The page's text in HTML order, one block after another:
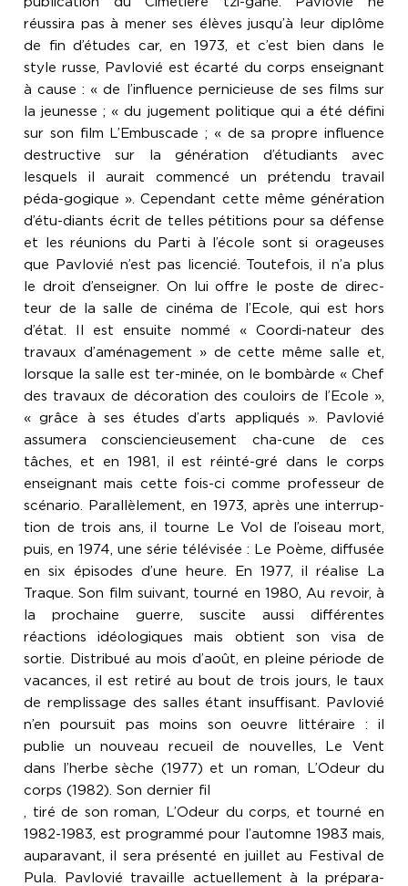
, tiré de son roman, L’Odeur du corps, et tourné en
1982-1983, est programmé pour l’automne 1983 mais,
auparavant, il sera présenté en juillet au Festival de
Pula. Pavlovié travaille actuellement à la prépara-